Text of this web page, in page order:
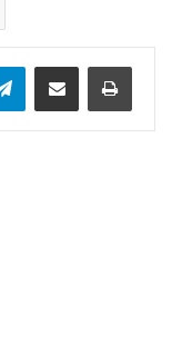
TelegramCompartir por correo electrónico